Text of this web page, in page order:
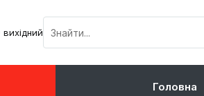
вихідний
Головна